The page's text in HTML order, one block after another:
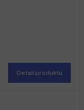
Detail produktu